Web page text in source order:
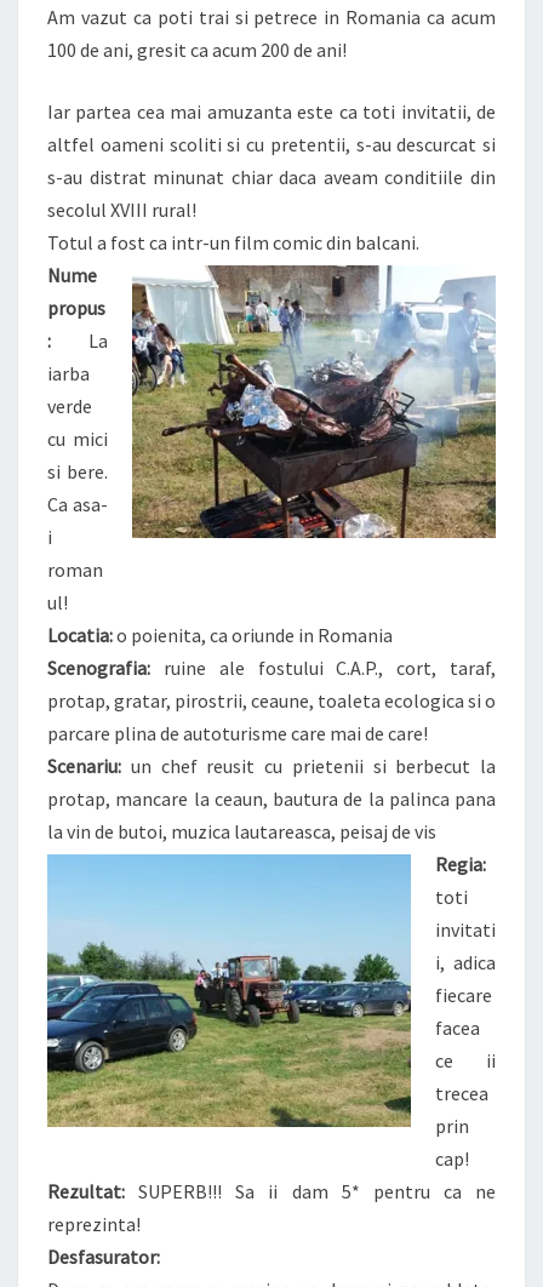
Am vazut ca poti trai si petrece in Romania ca acum
100 de ani, gresit ca acum 200 de ani!
Iar partea cea mai amuzanta este ca toti invitatii, de
altfel oameni scoliti si cu pretentii, s-au descurcat si
s-au distrat minunat chiar daca aveam conditiile din
secolul XVIII rural!
Totul a fost ca intr-un film comic din balcani.
Nume
propus
: La
iarba
verde
cu mici
si bere.
Ca asa-
i
roman
ul!
Locatia:o poienita, ca oriunde in Romania
Scenografia: ruine ale fostului C.A.P., cort, taraf,
protap, gratar, pirostrii, ceaune, toaleta ecologica si o
parcare plina de autoturisme care mai de care!
Scenariu: un chef reusit cu prietenii si berbecut la
protap, mancare la ceaun, bautura de la palinca pana
la vin de butoi, muzica lautareasca, peisaj de vis
Regia:
toti
invitati
i, adica
fiecare
facea
ce ii
trecea
prin
cap!
Rezultat: SUPERB!!! Sa ii dam 5* pentru ca ne
reprezinta!
Desfasurator: